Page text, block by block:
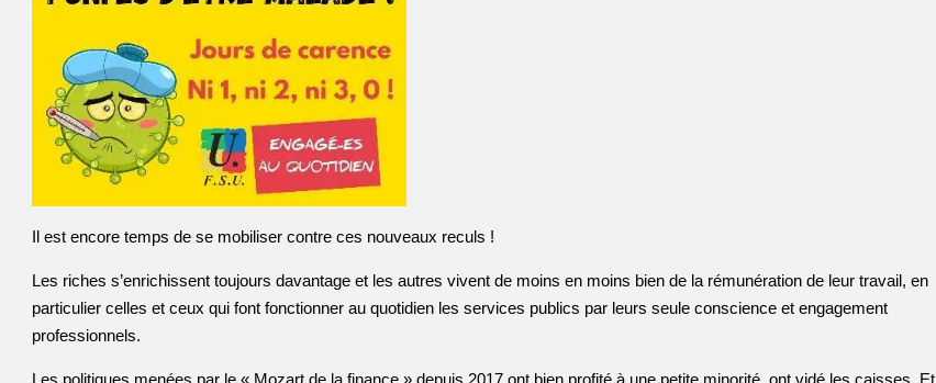
Il est encore temps de se mobiliser contre ces nouveaux reculs !
Les riches s’enrichissent toujours davantage et les autres vivent de moins en moins bien de la rémunération de leur travail, en
particulier celles et ceux qui font fonctionner au quotidien les services publics par leurs seule conscience et engagement
professionnels.
Les politiques menées par le « Mozart de la finance » depuis 2017 ont bien profité à une petite minorité, ont vidé les caisses. Et